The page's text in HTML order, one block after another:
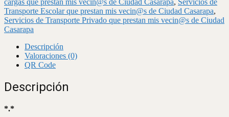
Transporte Escolar que prestan mis vecin@s de Ciudad Casarapa,
Servicios de Transporte Privado que prestan mis vecin@s de Ciudad
Casarapa
Descripción
Valoraciones (0)
QR Code
Descripción
*.*